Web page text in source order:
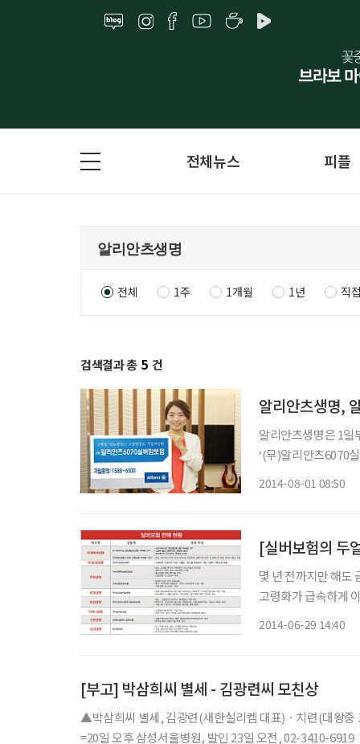
전체뉴스 피플
전체 1주 1개월 1년 직
검색결과 총 5 건
알리안츠생명,
알리안츠생명은 1일
‘(무)알리안츠6070실버암보험’을
2014-08-01 08:50
[실버보험의 두
몇 년 전까지만 해도
고령화가 급속하게
2014-06-29 14:40
[부고] 박삼희씨 별세 - 김광련씨 모친상
▲박삼희씨 별세, 김광련(새한실리켐 대표)ㆍ치련(대왕
=20일 오후 삼성서울병원, 발인 23일 오전, 02-3410-6919